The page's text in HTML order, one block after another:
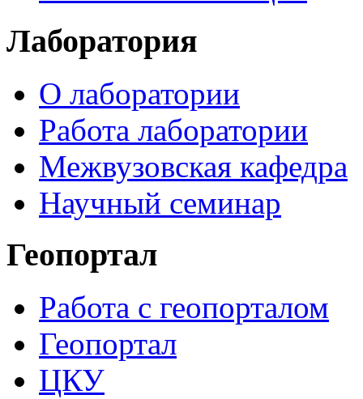
Лаборатория
О лаборатории
Работа лаборатории
Межвузовская кафедра
Научный семинар
Геопортал
Работа с геопорталом
Геопортал
ЦКУ